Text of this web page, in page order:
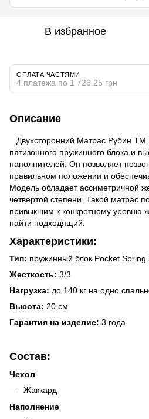
В избранное
ОПЛАТА ЧАСТЯМИ
4 платежа по 1 726.25 грн
Описание
Двухсторонний Матрас Рубин ТМ
пятизонного пружинного блока и
наполнителей. Он позволяет
правильном положении и
Модель обладает ассиметричной
четвертой степени. Такой матрас
привыкшим к конкретному уровню
найти подходящий.
Характеристики:
Тип: пружинный блок Pocket Spring
Жесткость: 3/3
Нагрузка: до 140 кг на одно
Высота: 20 см
Гарантия на изделие: 3 года
Состав:
Чехол
Жаккард
Наполнение